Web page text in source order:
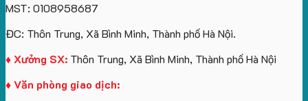
Công
Ty
Lữ
lớn
logo
Trung
số
lượng
lớn
giấy
in
logo
MST: 0108958687
ĐC: Thôn Trung, Xã Bình Minh, Thành phố Hà Nội.
♦ Xưởng SX: Thôn Trung, Xã Bình Minh, Thành phố Hà Nội
♦ Văn phòng giao dịch: